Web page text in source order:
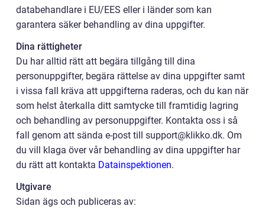
databehandlare i EU/EES eller i länder som kan
garantera säker behandling av dina uppgifter.
Dina rättigheter
Du har alltid rätt att begära tillgång till dina
personuppgifter, begära rättelse av dina uppgifter samt
i vissa fall kräva att uppgifterna raderas, och du kan när
som helst återkalla ditt samtycke till framtidig lagring
och behandling av personuppgifter. Kontakta oss i så
fall genom att sända e-post till support@klikko.dk. Om
du vill klaga över vår behandling av dina uppgifter har
du rätt att kontakta Datainspektionen.
Utgivare
Sidan ägs och publiceras av: